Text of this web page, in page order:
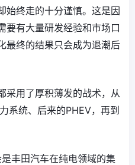
始终走的十分谨慎。这是因
要有大量研发经验和市场口
最终的结果只会成为退潮后
采用了厚积薄发的战术，从
系统、后来的PHEV，再到
丰田汽车在纯电领域的集